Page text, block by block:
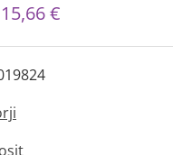
15,66 €